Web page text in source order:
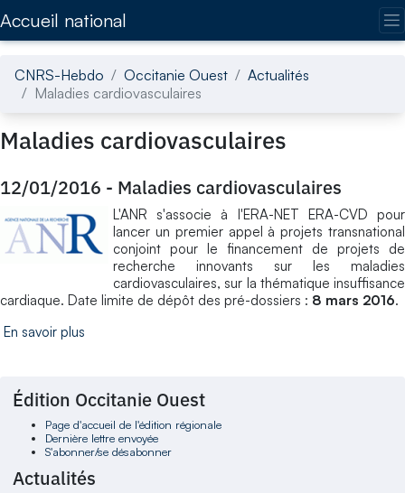
Accueil national
CNRS-Hebdo Occitanie Ouest
Actualités
Maladies cardiovasculaires
Maladies cardiovasculaires
12/01/2016 - Maladies cardiovasculaires
L'ANR s'associe à l'ERA-NET ERA-CVD pour
lancer un premier appel à projets transnational
conjoint pour le financement de projets de
recherche innovants sur les maladies
cardiovasculaires, sur la thématique insuffisance
cardiaque. Date limite de dépôt des pré-dossiers : 8 mars 2016.
En savoir plus
Édition Occitanie Ouest
Page d'accueil de l'édition régionale
Dernière lettre envoyée
S'abonner/se désabonner
Actualités